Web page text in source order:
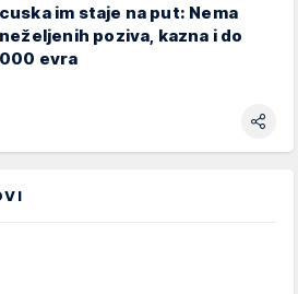
im staje na put: Nema
poziva, kazna i do
evra